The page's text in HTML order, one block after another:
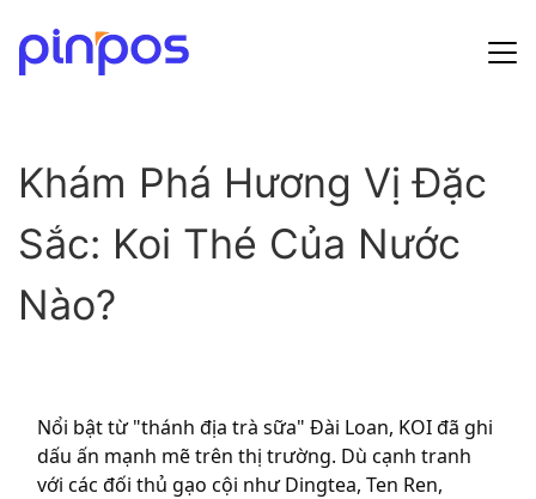
Bảng giá
Tin tức
Khám Phá Hương Vị Đặc
Sắc: Koi Thé Của Nước
Nào?
Nổi bật từ "thánh địa trà sữa" Đài Loan, KOI đã ghi
dấu ấn mạnh mẽ trên thị trường. Dù cạnh tranh
với các đối thủ gạo cội như Dingtea, Ten Ren,